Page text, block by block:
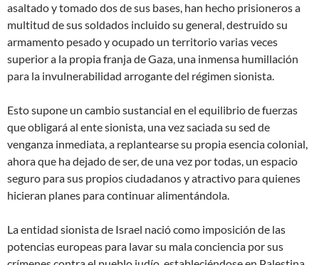
asaltado y tomado dos de sus bases, han hecho prisioneros a
multitud de sus soldados incluido su general, destruido su
armamento pesado y ocupado un territorio varias veces
superior a la propia franja de Gaza, una inmensa humillación
para la invulnerabilidad arrogante del régimen sionista.
Esto supone un cambio sustancial en el equilibrio de fuerzas
que obligará al ente sionista, una vez saciada su sed de
venganza inmediata, a replantearse su propia esencia colonial,
ahora que ha dejado de ser, de una vez por todas, un espacio
seguro para sus propios ciudadanos y atractivo para quienes
hicieran planes para continuar alimentándola.
La entidad sionista de Israel nació como imposición de las
potencias europeas para lavar su mala conciencia por sus